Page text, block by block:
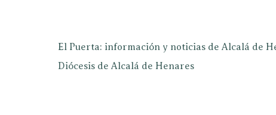
El Puerta: información y noticias de Alcalá de
Diócesis de Alcalá de Henares